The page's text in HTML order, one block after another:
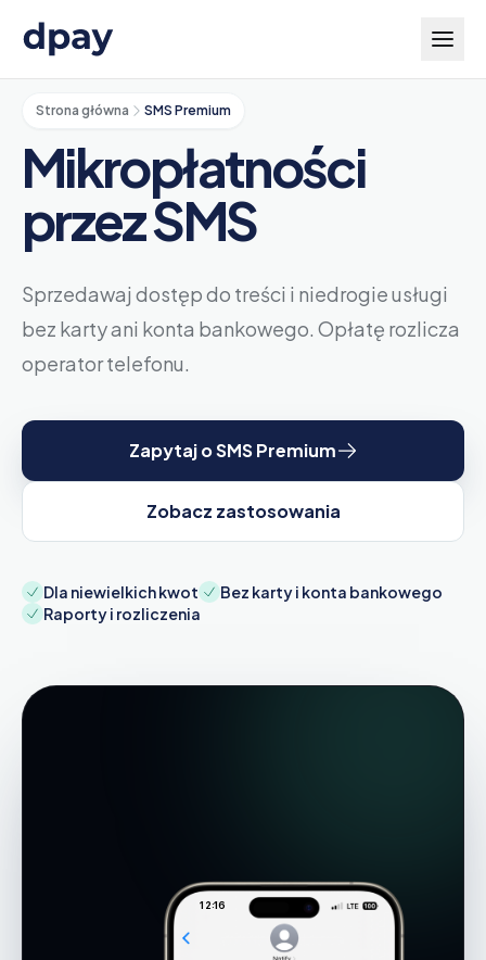
Strona główna SMS Premium
Mikropłatności
przez SMS
Sprzedawaj dostęp do treści i niedrogie usługi
bez karty ani konta bankowego. Opłatę rozlicza
operator telefonu.
Zapytaj o SMS Premium
Zobacz zastosowania
Dla niewielkich kwot
Bez karty i konta bankowego
Raporty i rozliczenia
12:16